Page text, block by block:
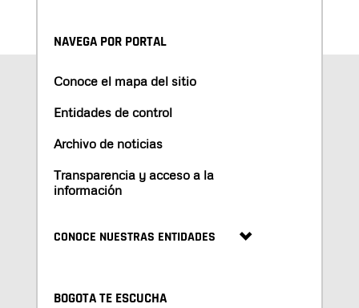
NAVEGA POR PORTAL
Conoce el mapa del sitio
Entidades de control
Archivo de noticias
Transparencia y acceso a la
información
CONOCE NUESTRAS ENTIDADES
BOGOTA TE ESCUCHA